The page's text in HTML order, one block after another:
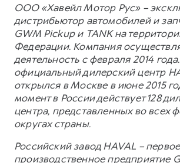
ООО «Хавейл Мотор Рус» –
дистрибьютор автомобилей и
GWM Pickup и TANK на
Федерации. Компания
деятельность с февраля 2014
официальный дилерский центр
открылся в Москве в июне 2015
момент в России действует 128
центра, представленных во всех
округах страны.
Российский завод HAVAL –
производственное предприятие